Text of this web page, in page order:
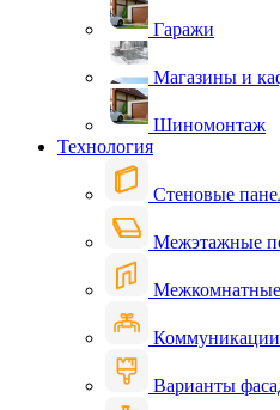
Гаражи
Магазины и
Шиномонтаж
Технология
Стеновые
Межэтажные
Межкомнатные
Коммуникации
Варианты